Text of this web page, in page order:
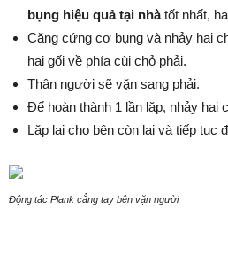
bụng hiệu quả tại nhàtốt nhất,
Căng cứng cơ bụng và nhảy hai
hai gối về phía cùi chỏ phải.
Thân người sẽ vặn sang phải.
Để hoàn thành 1 lần lặp, nhảy hai
Lặp lại cho bên còn lại và tiếp tục
Động tác Plank cẳng tay bên vặn người